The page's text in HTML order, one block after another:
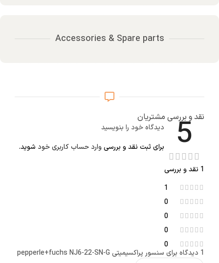
Accessories & Spare parts
نقد و بررسی مشتریان
5
1 نقد و بررسی
1
0
0
0
0
1 دیدگاه برای
سنسور پراکسیمیتی pepperle+fuchs NJ6-22-SN-G
دیدگاه خود را بنویسید
برای ثبت نقد و بررسیوارد حساب کاربری خود شوید.